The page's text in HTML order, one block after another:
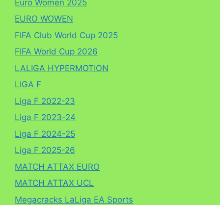
Euro Women 2025
EURO WOWEN
FIFA Club World Cup 2025
FIFA World Cup 2026
LALIGA HYPERMOTION
LIGA F
Liga F 2022-23
Liga F 2023-24
Liga F 2024-25
Liga F 2025-26
MATCH ATTAX EURO
MATCH ATTAX UCL
Megacracks LaLiga EA Sports